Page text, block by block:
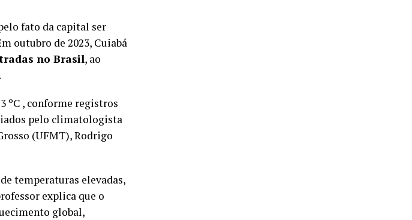
fato da capital ser
outubro de 2023, Cuiabá
no Brasil, ao
ºC , conforme registros
pelo climatologista
(UFMT), Rodrigo
temperaturas elevadas,
explica que o
global,